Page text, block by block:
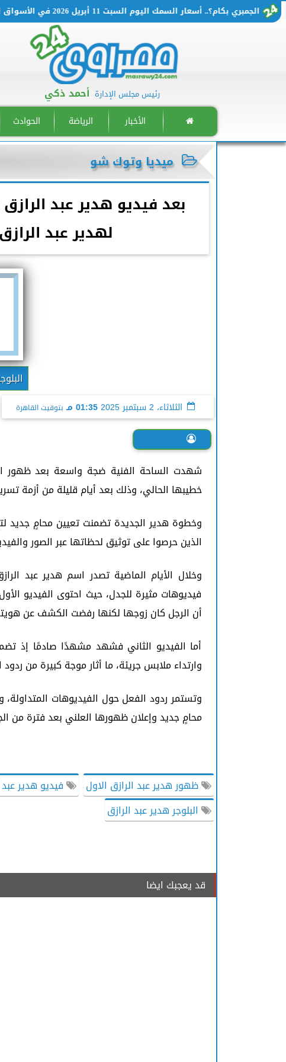
الجمبري بكام؟.. أسعار السمك اليوم السبت 11 أبريل 2026 في الأسواق المصرية
رئيس مجلس الإدارة أحمد ذكي
الأخبار الرياضة الحوادث
ميديا وتوك شو
بعد فيديو هدير عبد
لهدير عبد
الثلاثاء، 2 سبتمبر 2025 01:35 مـ بتوقيت القاهرة
شهدت الساحة الفنية ضجة واسعة بعد ظهور
خطيبها الحالي، وذلك بعد أيام قليلة من أزمة
وخطوة هدير الجديدة تضمنت تعيين محامٍ جديد
الذين حرصوا على توثيق لحظاتها عبر الصور
وخلال الأيام الماضية تصدر اسم هدير عبد
فيديوهات مثيرة للجدل، حيث احتوى الفيديو
أن الرجل كان زوجها لكنها رفضت الكشف عن
أما الفيديو الثاني فشهد مشهدًا صادمًا إذ
وارتداء ملابس جريئة، ما أثار موجة كبيرة من
وتستمر ردود الفعل حول الفيديوهات
محامٍ جديد وإعلان ظهورها العلني بعد فترة من
ظهور هدير عبد الرازق الاول فيديو هدير عبد
البلوجر هدير عبد الرازق
قد يعجبك ايضا